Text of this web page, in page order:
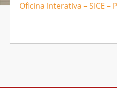
Oficina Interativa – SICE –